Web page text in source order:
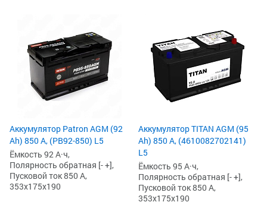
Аккумулятор Patron AGM (92
Ah) 850 А, (PB92-850) L5
Ёмкость 92 А·ч,
Полярность обратная [- +],
Пусковой ток 850 А,
353x175x190
Аккумулятор TITAN AGM (95
Ah) 850 А, (4610082702141)
L5
Ёмкость 95 А·ч,
Полярность обратная [- +],
Пусковой ток 850 А,
353x175x190